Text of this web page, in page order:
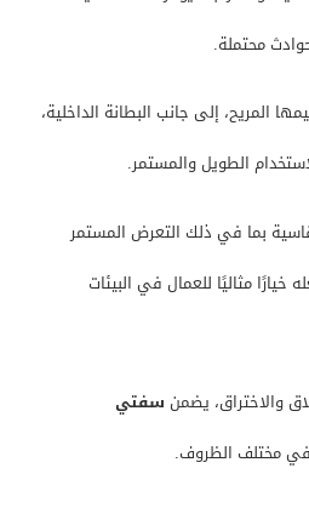
محتملة.
المريح، إلى جانب البطانة الداخلية،
الطويل والمستمر.
بما في ذلك التعرض المستمر
خيارًا مثاليًا للعمال في البيئات
سفتي
في مختلف الظروف.